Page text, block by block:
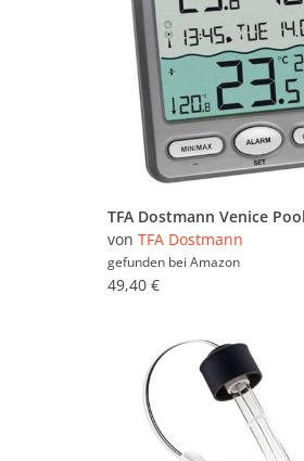
von TFA Dostmann
gefunden bei Amazon
49,40 €